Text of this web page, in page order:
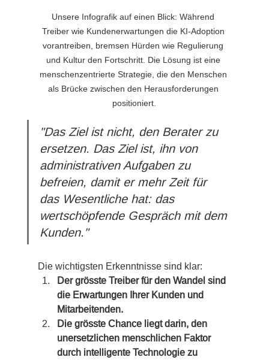
Unsere Infografik auf einen Blick: Während
Treiber wie Kundenerwartungen die KI-Adoption
vorantreiben, bremsen Hürden wie Regulierung
und Kultur den Fortschritt. Die Lösung ist eine
menschenzentrierte Strategie, die den Menschen
als Brücke zwischen den Herausforderungen
positioniert.
"Das Ziel ist nicht, den Berater zu
ersetzen. Das Ziel ist, ihn von
administrativen Aufgaben zu
befreien, damit er mehr Zeit für
das Wesentliche hat: das
wertschöpfende Gespräch mit dem
Kunden."
Die wichtigsten Erkenntnisse sind klar:
Der grösste Treiber für den Wandel sind
die Erwartungen Ihrer Kunden und
Mitarbeitenden.
Die grösste Chance liegt darin, den
unersetzlichen menschlichen Faktor
durch intelligente Technologie zu